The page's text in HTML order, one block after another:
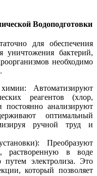
Водоподготовки
для обеспечения
уничтожения бактерий,
необходимо
Автоматизируют
реагентов (хлор,
анализируют
оптимальный
ручной труд и
Преобразуют
растворенную в воде
электролиза. Это
который позволяет